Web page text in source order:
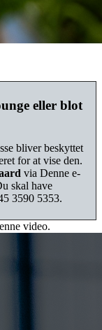
eller blot
bliver beskyttet
for at vise den.
via Denne e-
skal have
3590 5353.
video.